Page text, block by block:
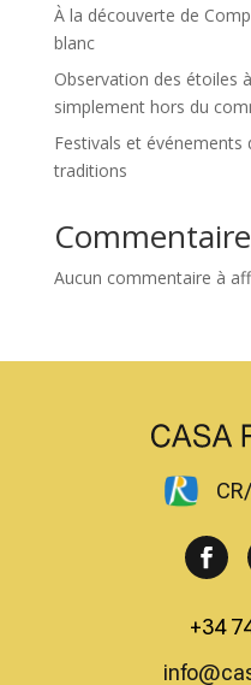
À la découverte de
blanc
Observation des étoiles
simplement hors du
Festivals et événements
traditions
Aucun commentaire à
+34